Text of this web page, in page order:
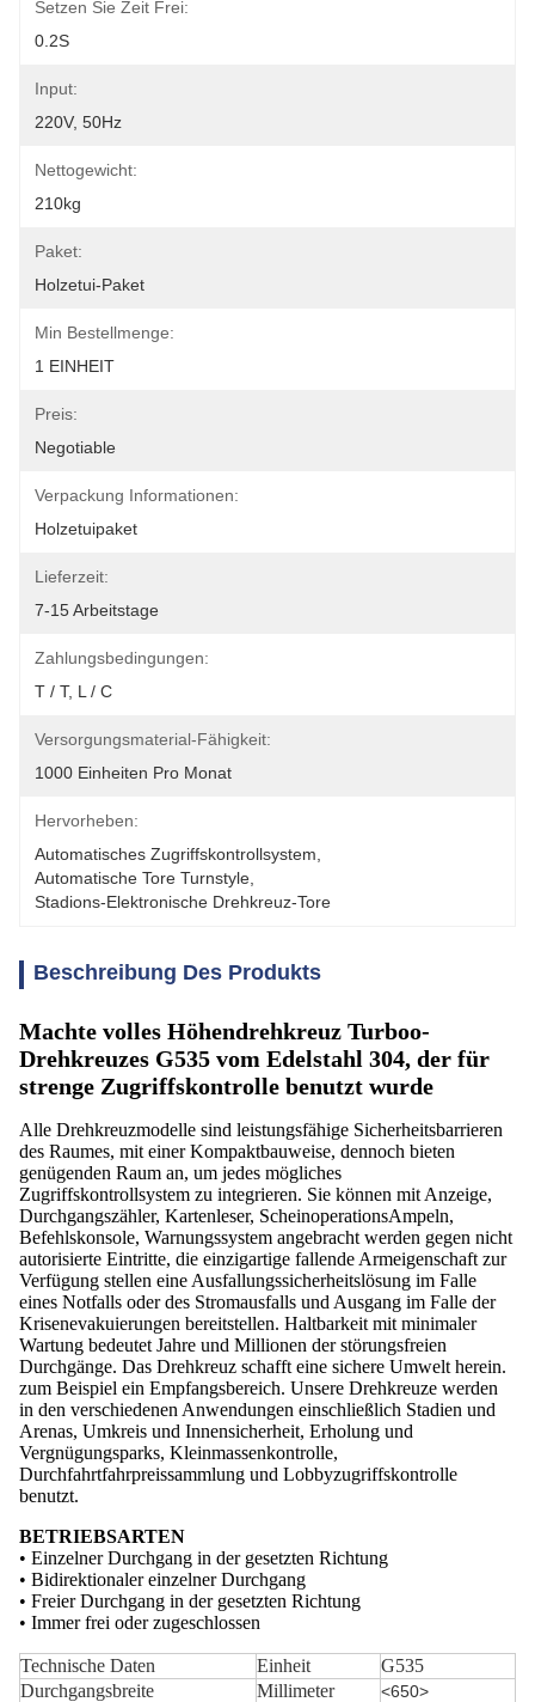
Setzen Sie Zeit Frei:
0.2S
Input:
220V, 50Hz
Nettogewicht:
210kg
Paket:
Holzetui-Paket
Min Bestellmenge:
1 EINHEIT
Preis:
Negotiable
Verpackung Informationen:
Holzetuipaket
Lieferzeit:
7-15 Arbeitstage
Zahlungsbedingungen:
T / T, L / C
Versorgungsmaterial-Fähigkeit:
1000 Einheiten Pro Monat
Hervorheben:
Automatisches Zugriffskontrollsystem
Automatische Tore Turnstyle
Stadions-Elektronische Drehkreuz-Tore
Beschreibung Des Produkts
Machte volles Höhendrehkreuz Turboo-
Drehkreuzes G535 vom Edelstahl 304, der für
strenge Zugriffskontrolle benutzt wurde
Alle Drehkreuzmodelle sind leistungsfähige Sicherheitsbarrieren
des Raumes, mit einer Kompaktbauweise, dennoch bieten
genügenden Raum an, um jedes mögliches
Zugriffskontrollsystem zu integrieren. Sie können mit Anzeige,
Durchgangszähler, Kartenleser, ScheinoperationsAmpeln,
Befehlskonsole, Warnungssystem angebracht werden gegen nicht
autorisierte Eintritte, die einzigartige fallende Armeigenschaft zur
Verfügung stellen eine Ausfallungssicherheitslösung im Falle
eines Notfalls oder des Stromausfalls und Ausgang im Falle der
Krisenevakuierungen bereitstellen. Haltbarkeit mit minimaler
Wartung bedeutet Jahre und Millionen der störungsfreien
Durchgänge. Das Drehkreuz schafft eine sichere Umwelt herein.
zum Beispiel ein Empfangsbereich. Unsere Drehkreuze werden
in den verschiedenen Anwendungen einschließlich Stadien und
Arenas, Umkreis und Innensicherheit, Erholung und
Vergnügungsparks, Kleinmassenkontrolle,
Durchfahrtfahrpreissammlung und Lobbyzugriffskontrolle
benutzt.
BETRIEBSARTEN
• Einzelner Durchgang in der gesetzten Richtung
• Bidirektionaler einzelner Durchgang
• Freier Durchgang in der gesetzten Richtung
• Immer frei oder zugeschlossen
Technische Daten Einheit
G535
Durchgangsbreite
Millimeter <650>